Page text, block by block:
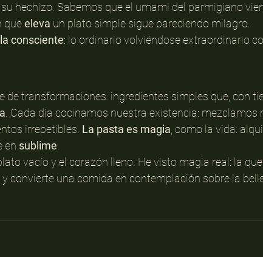
hechizo. Sabemos que el umami del parmigiano
que eleva un plato simple sigue pareciendo milagro.
consciente: lo ordinario volviéndose extraordinario
de transformaciones: ingredientes simples que, con
. Cada día cocinamos nuestra existencia: mezclamos
irrepetibles. La pasta es magia , como la vida:
en sublime
vacío y el corazón lleno. He visto magia real: la que
convierte una comida en contemplación sobre la